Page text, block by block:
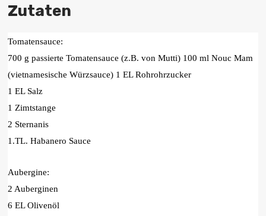
Zutaten
Tomatensauce:
700 g passierte Tomatensauce (z.B. von Mutti) 100 ml Nouc Mam
(vietnamesische Würzsauce) 1 EL Rohrohrzucker
1 EL Salz
1 Zimtstange
2 Sternanis
1.TL. Habanero Sauce
Aubergine:
2 Auberginen
6 EL Olivenöl